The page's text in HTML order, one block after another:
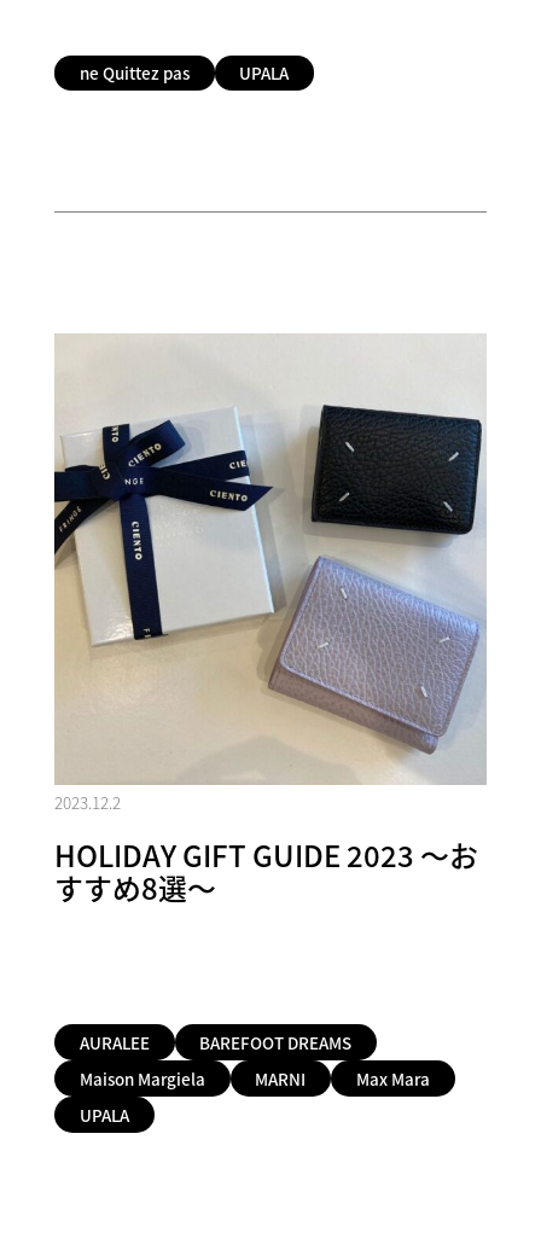
ne Quittez pas UPALA
2023.12.2
HOLIDAY GIFT GUIDE 2023 ～お
すすめ8選～
AURALEE
BAREFOOT DREAMS
Maison Margiela
MARNI
Max Mara
UPALA